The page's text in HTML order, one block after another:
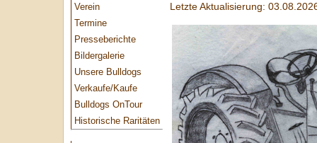
Verein
Termine
Presseberichte
Bildergalerie
Unsere Bulldogs
Verkaufe/Kaufe
Bulldogs OnTour
Historische Raritäten
Letzte Aktualisierung: